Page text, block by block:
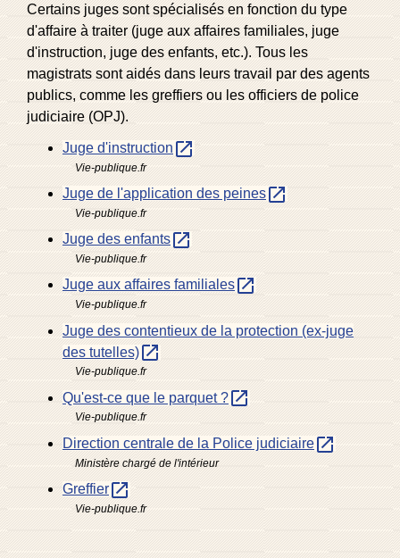
Certains juges sont spécialisés en fonction du type
d'affaire à traiter (juge aux affaires familiales, juge
d'instruction, juge des enfants, etc.). Tous les
magistrats sont aidés dans leurs travail par des agents
publics, comme les greffiers ou les officiers de police
judiciaire (OPJ).
Juge d'instruction open_in_new
Vie-publique.fr
Juge de l'application des peinesopen_in_new
Vie-publique.fr
Juge des enfantsopen_in_new
Vie-publique.fr
Juge aux affaires familialesopen_in_new
Vie-publique.fr
Juge des contentieux de la protection (ex-juge
des tutelles)open_in_new
Vie-publique.fr
Qu'est-ce que le parquet ? open_in_new
Vie-publique.fr
Direction centrale de la Police judiciaireopen_in_new
Ministère chargé de l'intérieur
Greffieropen_in_new
Vie-publique.fr